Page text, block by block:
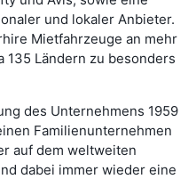
und lokaler Anbieter.
Mietfahrzeuge an mehr
135 Ländern zu besonders
des Unternehmens 1959
Familienunternehmen
auf dem weltweiten
dabei immer wieder eine